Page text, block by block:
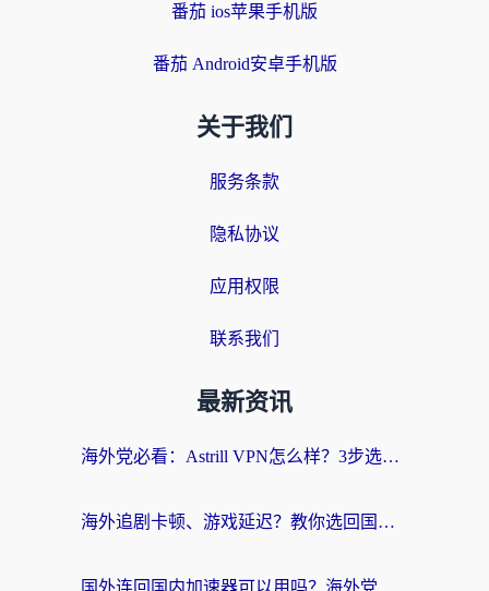
番茄 ios苹果手机版
番茄 Android安卓手机版
关于我们
服务条款
隐私协议
应用权限
联系我们
最新资讯
海外党必看：Astrill VPN怎么样？3步选对回国加速器实现无缝刷剧玩游戏
海外追剧卡顿、游戏延迟？教你选回国加速器，附免费加速器试用一小时福利